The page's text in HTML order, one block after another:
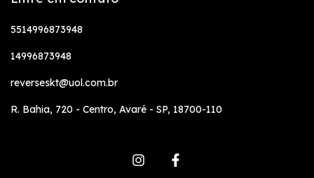
5514996873948
14996873948
reverseskt@uol.com.br
R. Bahia, 720 - Centro, Avaré - SP, 18700-110